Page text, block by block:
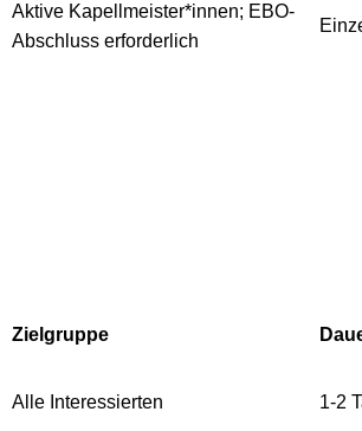
Aktive Kapellmeister*innen; EBO-
Abschluss erforderlich
Zielgruppe
Alle Interessierten 1-2